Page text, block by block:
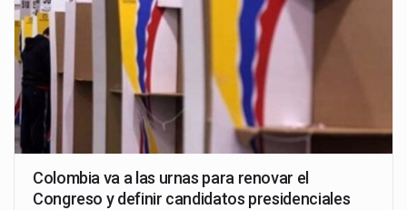
Colombia va a las urnas para renovar el
Congreso y definir candidatos presidenciales